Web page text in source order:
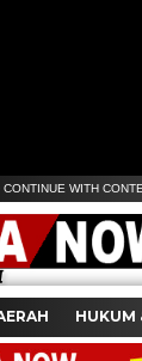
WITH
HUKUM